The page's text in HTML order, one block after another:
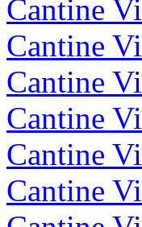
Cantine
Cantine
Cantine
Cantine
Cantine
Cantine